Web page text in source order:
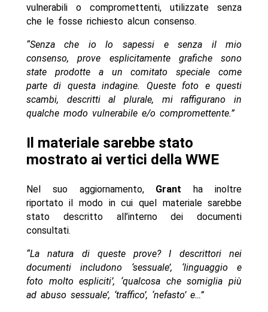
vulnerabili o compromettenti, utilizzate senza
che le fosse richiesto alcun consenso.
“Senza che io lo sapessi e senza il mio
consenso, prove esplicitamente grafiche sono
state prodotte a un comitato speciale come
parte di questa indagine. Queste foto e questi
scambi, descritti al plurale, mi raffigurano in
qualche modo vulnerabile e/o compromettente.”
Il materiale sarebbe stato
mostrato ai vertici della WWE
Nel suo aggiornamento, Grant ha inoltre
riportato il modo in cui quel materiale sarebbe
stato descritto all’interno dei documenti
consultati.
“La natura di queste prove? I descrittori nei
documenti includono ‘sessuale’, ‘linguaggio e
foto molto espliciti’, ‘qualcosa che somiglia più
ad abuso sessuale’, ‘traffico’, ‘nefasto’ e…”